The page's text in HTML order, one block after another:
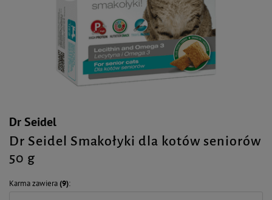
Dr Seidel
Dr Seidel Smakołyki dla kotów seniorów
50 g
Karma zawiera(9)